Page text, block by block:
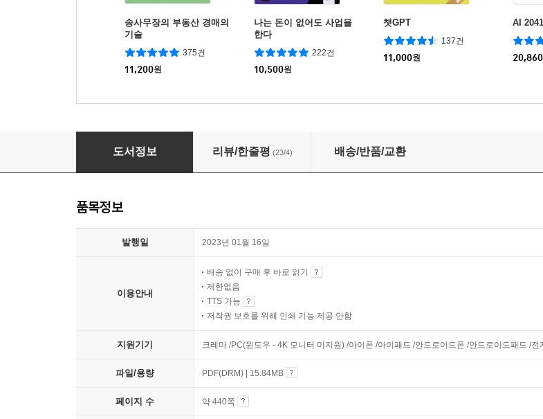
송사무장의 부동산 경매의
기술
375건
11,200원
나는 돈이 없어도 사업을
한다
222건
10,500원
챗GPT
137건
11,000원
AI 2041
20,860
CES 2023 빅테크 9
도서정보 리뷰/한줄평 (23/4) 배송/반품/교환
품목정보
발행일 2023년 01월 16일
이용안내
배송 없이 구매 후 바로 읽기
제한없음
TTS 가능
저작권 보호를 위해 인쇄 기능 제공 안함
지원기기 크레마 /PC(윈도우 - 4K 모니터 미지원) /아이폰 /아이패드 /안드로이드폰 /안드로이드패드 /
파일/용량 PDF(DRM) | 15.84MB
페이지 수 약 440쪽